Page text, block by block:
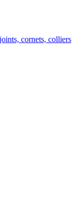
cornets, colliers